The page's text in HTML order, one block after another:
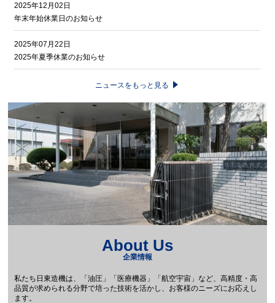
2025年12月02日
年末年始休業日のお知らせ
2025年07月22日
2025年夏季休業のお知らせ
ニュースをもっと見る
About Us
企業情報
私たち日東造機は、「油圧」「医療機器」「航空宇宙」など、高精度・高
品質が求められる分野で培った技術を活かし、お客様のニーズにお応えし
ます。